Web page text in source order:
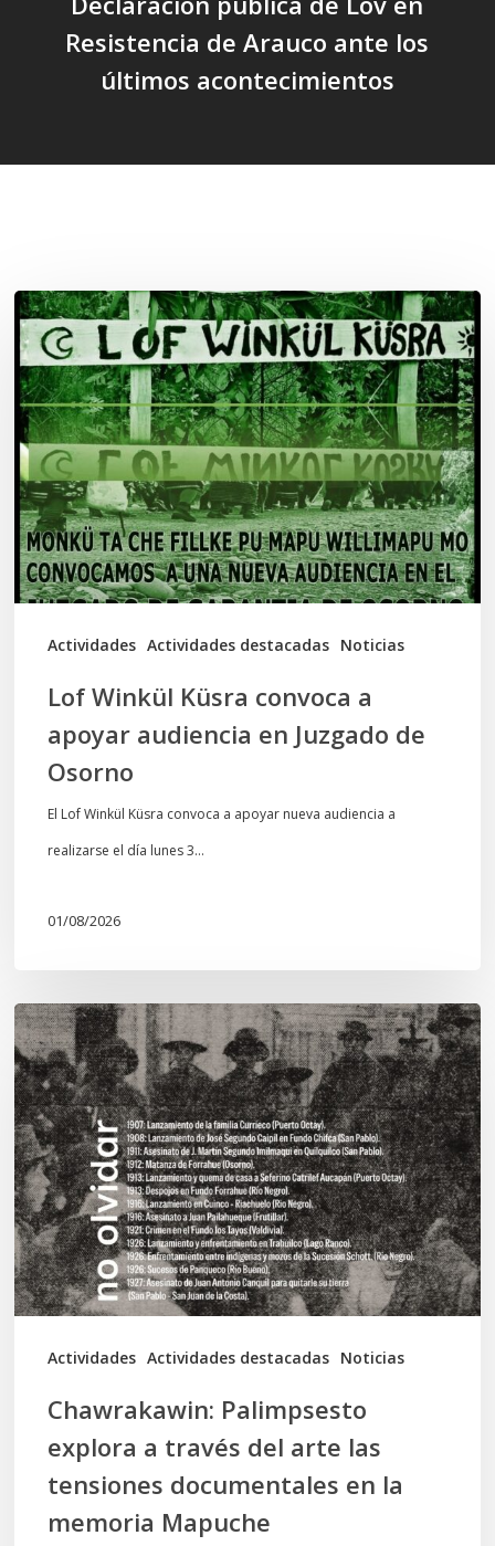
Resistencia de Arauco ante los
últimos acontecimientos
Actividades Actividades destacadas Noticias
Lof
Winkül
Küsra
convoca
a
apoyar
audiencia
en
Juzgado
Lof Winkül Küsra convoca a
apoyar audiencia en Juzgado de
Osorno
El Lof Winkül Küsra convoca a apoyar nueva audiencia a
realizarse el día lunes 3…
01/08/2026
Actividades Actividades destacadas Noticias
Chawrakawin:
Palimpsesto
explora
a
través
del
arte
las
tensiones
documentales
memoria
Mapuche
Chawrakawin: Palimpsesto
explora a través del arte las
tensiones documentales en la
memoria Mapuche